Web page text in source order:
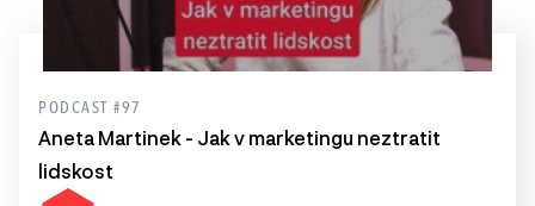
PODCAST #97
Aneta Martinek - Jak v marketingu neztratit
lidskost